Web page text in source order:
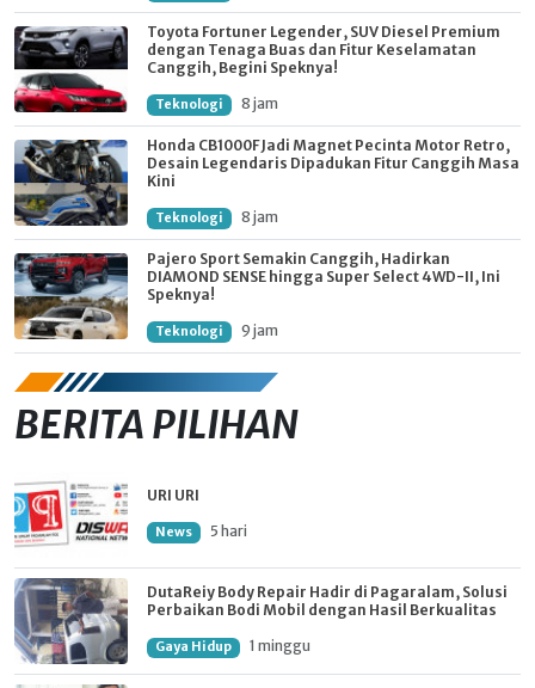
Toyota Fortuner Legender, SUV Diesel Premium
dengan Tenaga Buas dan Fitur Keselamatan
Canggih, Begini Speknya!
Teknologi 8 jam
Honda CB1000F Jadi Magnet Pecinta Motor Retro,
Desain Legendaris Dipadukan Fitur Canggih Masa
Kini
Teknologi 8 jam
Pajero Sport Semakin Canggih, Hadirkan
DIAMOND SENSE hingga Super Select 4WD-II, Ini
Speknya!
Teknologi 9 jam
BERITA PILIHAN
URI URI
News 5 hari
DutaReiy Body Repair Hadir di Pagaralam, Solusi
Perbaikan Bodi Mobil dengan Hasil Berkualitas
Gaya Hidup 1 minggu